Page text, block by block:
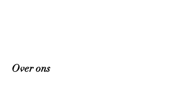
Over ons